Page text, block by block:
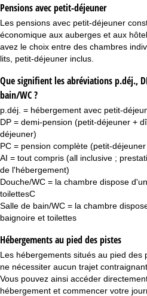
Pensions avec petit-déjeuner
Les pensions avec petit-déjeuner
économique aux auberges et aux
avez le choix entre des chambres
lits, petit-déjeuner inclus.
Que signifient les abréviations p.déj.,
bain/WC ?
p.déj. = hébergement avec petit-
DP = demi-pension (petit-déjeuner +
déjeuner)
PC = pension complète (petit-
AI = tout compris (all inclusive ;
de l'hébergement)
Douche/WC = la chambre dispose
toilettesC
Salle de bain/WC = la chambre
baignoire et toilettes
Hébergements au pied des pistes
Les hébergements situés au pied des
ne nécessiter aucun trajet
Vous pouvez ainsi accéder
hébergement et commencer votre